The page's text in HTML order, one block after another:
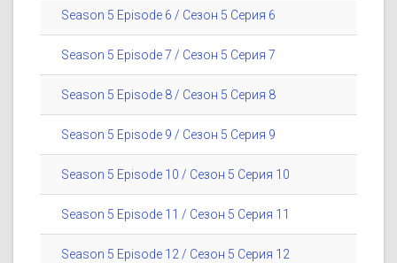
Season 5 Episode 6 / Сезон 5 Серия 6
Season 5 Episode 7 / Сезон 5 Серия 7
Season 5 Episode 8 / Сезон 5 Серия 8
Season 5 Episode 9 / Сезон 5 Серия 9
Season 5 Episode 10 / Сезон 5 Серия 10
Season 5 Episode 11 / Сезон 5 Серия 11
Season 5 Episode 12 / Сезон 5 Серия 12